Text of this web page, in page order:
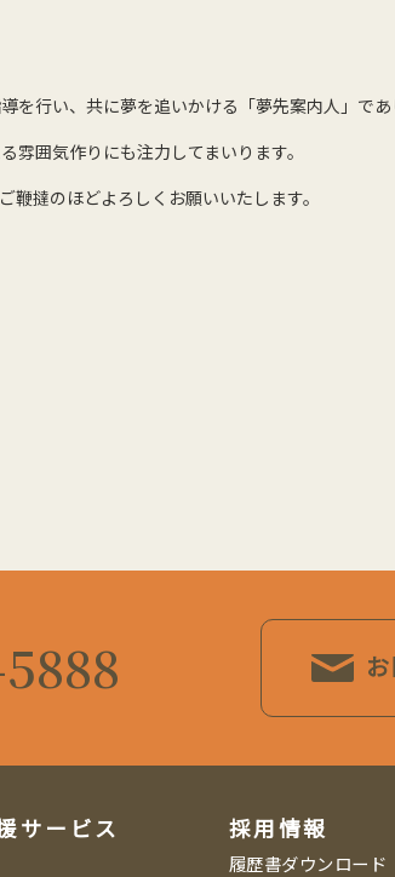
行い、共に夢を追いかける「夢先案内人」であ
囲気作りにも注力してまいります。
撻のほどよろしくお願いいたします。
サービス 採用情報
履歴書ダウンロード